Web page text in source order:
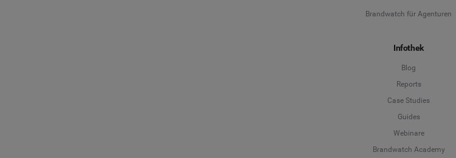
Brandwatch für Agenturen
Infothek
Blog
Reports
Case Studies
Guides
Webinare
Brandwatch Academy